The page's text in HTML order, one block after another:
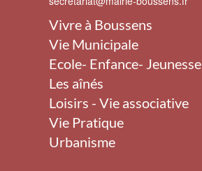
Vivre à Boussens
Vie Municipale
Ecole- Enfance- Jeunesse
Les aînés
Loisirs - Vie associative
Vie Pratique
Urbanisme